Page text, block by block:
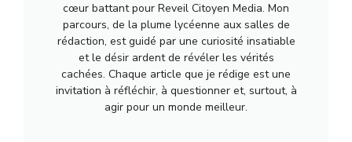
cœur battant pour Reveil Citoyen Media. Mon
parcours, de la plume lycéenne aux salles de
rédaction, est guidé par une curiosité insatiable
et le désir ardent de révéler les vérités
cachées. Chaque article que je rédige est une
invitation à réfléchir, à questionner et, surtout, à
agir pour un monde meilleur.